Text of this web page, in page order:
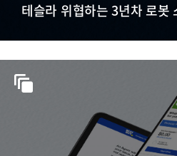
테슬라 위협하는 3년차 로봇